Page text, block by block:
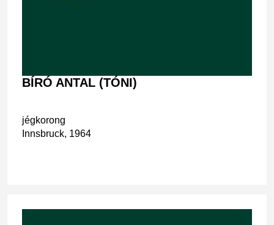
BÍRÓ ANTAL (TÓNI)
jégkorong
Innsbruck, 1964